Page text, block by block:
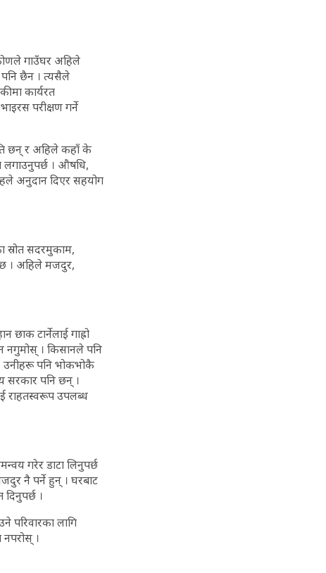
गाउँघर अहिले
पनि छैन । त्यसैले
कार्यरत
परीक्षण गर्ने
छन् र अहिले कहाँ के
लगाउनुपर्छ । औषधि,
अनुदान दिएर सहयोग
स्रोत सदरमुकाम,
छ । अहिले मजदुर,
टार्नेलाई गाह्रो
नगुमोस् । किसानले पनि
उनीहरू पनि भोकभोकै
सरकार पनि छन् ।
राहतस्वरूप उपलब्ध
गरेर डाटा लिनुपर्छ
नै पर्ने हुन् । घरबाट
।
परिवारका लागि
नपरोस् ।